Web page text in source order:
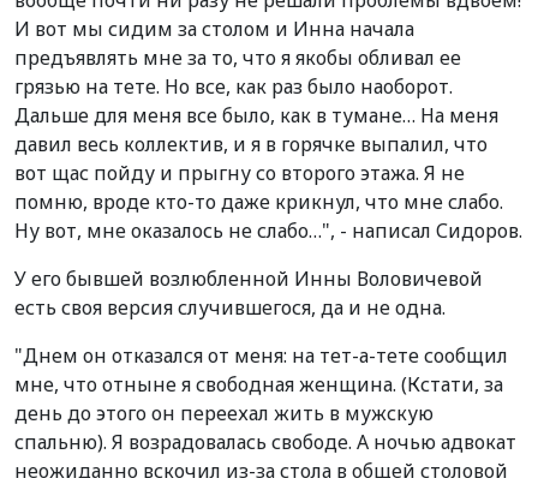
И вот мы сидим за столом и Инна начала
предъявлять мне за то, что я якобы обливал ее
грязью на тете. Но все, как раз было наоборот.
Дальше для меня все было, как в тумане… На меня
давил весь коллектив, и я в горячке выпалил, что
вот щас пойду и прыгну со второго этажа. Я не
помню, вроде кто-то даже крикнул, что мне слабо.
Ну вот, мне оказалось не слабо…", - написал Сидоров.
У его бывшей возлюбленной Инны Воловичевой
есть своя версия случившегося, да и не одна.
"Днем он отказался от меня: на тет-а-тете сообщил
мне, что отныне я свободная женщина. (Кстати, за
день до этого он переехал жить в мужскую
спальню). Я возрадовалась свободе. А ночью адвокат
неожиданно вскочил из-за стола в общей столовой